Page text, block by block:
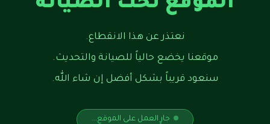
نعتذر عن هذا الانقطاع.
موقعنا يخضع حالياً للصيانة والتحديث.
سنعود قريباً بشكل أفضل إن شاء الله.
جارٍ العمل على الموقع...